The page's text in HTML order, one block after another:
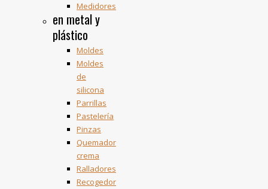
Medidores
en metal y
plástico
Moldes
Moldes
de
silicona
Parrillas
Pastelería
Pinzas
Quemador
crema
Ralladores
Recogedor